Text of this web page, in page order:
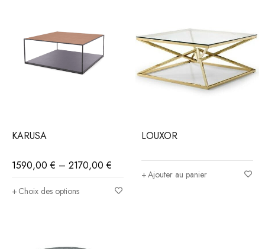
KARUSA
1590,00€ – 2170,00€
Choix des options
LOUXOR
Ajouter au panier